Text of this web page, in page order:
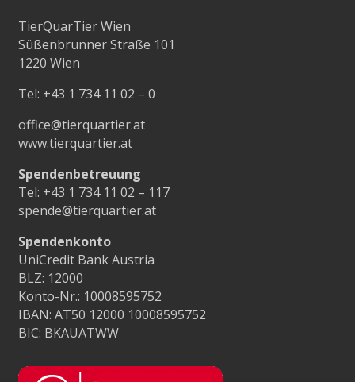
TierQuarTier Wien
Süßenbrunner Straße 101
1220 Wien
Tel: +43 1 734 11 02 – 0
office@tierquartier.at
www.tierquartier.at
Spendenbetreuung
Tel: +43 1 734 11 02 – 117
spende@tierquartier.at
Spendenkonto
UniCredit Bank Austria
BLZ: 12000
Konto-Nr.: 10008595752
IBAN: AT50 12000 10008595752
BIC: BKAUATWW